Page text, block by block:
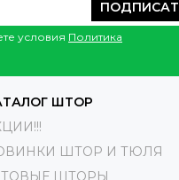
за шторами
Сушить в расправленном
При необходимости —
условия Политика
ШТОР
ШТОР И ТЮЛЯ
ШТОРЫ